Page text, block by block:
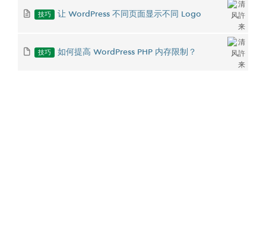
技巧 让 WordPress 不同页面显示不同 Logo
技巧 如何提高 WordPress PHP 内存限制？